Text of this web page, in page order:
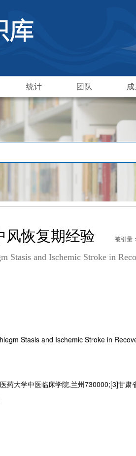
统计 团队
风恢复期经验 被引量
Stasis and Ischemic Stroke in
Stasis and Ischemic Stroke in
药大学中医临床学院,兰州730000;[3]甘肃